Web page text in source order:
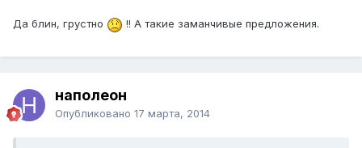
Да блин, грустно !! А такие заманчивые предложения.
наполеон
Опубликовано 17 марта, 2014